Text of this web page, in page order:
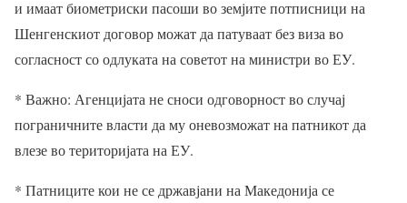
и имаат биометриски пасоши во земјите потписници на
Шенгенскиот договор можат да патуваат без виза во
согласност со одлуката на советот на министри во ЕУ.
* Важно: Агенцијата не сноси одговорност во случај
пограничните власти да му оневозможат на патникот да
влезе во територијата на ЕУ.
* Патниците кои не се државјани на Македонија се